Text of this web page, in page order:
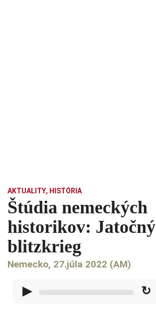
AKTUALITY, HISTÓRIA
Štúdia nemeckých
historikov: Jatočný
blitzkrieg
Nemecko, 27.júla 2022 (AM)
▶ ↻